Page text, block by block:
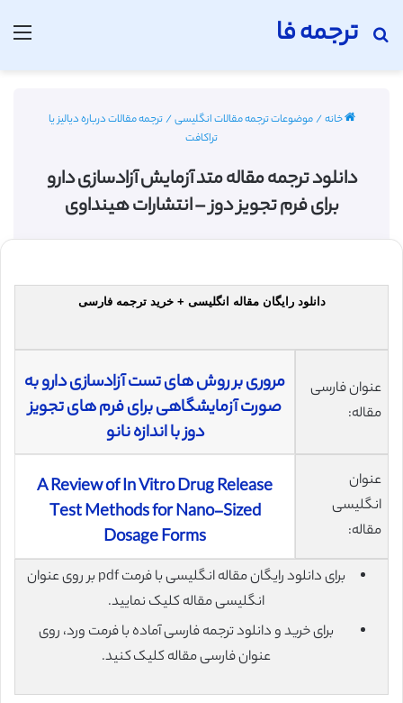
ترجمه فا
جستجو برای
خانه/موضوعات ترجمه مقالات انگلیسی/ترجمه مقالات درباره دیالیز یا
تراکافت
دانلود ترجمه مقاله متد آزمایش آزادسازی دارو
برای فرم تجویز دوز – انتشارات هینداوی
دانلود رایگان مقاله انگلیسی + خرید ترجمه فارسی
عنوان فارسی
مقاله:
مروری بر روش های تست آزادسازی دارو به
صورت آزمایشگاهی برای فرم های تجویز
دوز با اندازه نانو
عنوان
انگلیسی
مقاله:
A Review of In Vitro Drug Release
Test Methods for Nano-Sized
Dosage Forms
برای دانلود رایگان مقاله انگلیسی با فرمت pdf بر روی عنوان
انگلیسی مقاله کلیک نمایید.
برای خرید و دانلود ترجمه فارسی آماده با فرمت ورد، روی
عنوان فارسی مقاله کلیک کنید.